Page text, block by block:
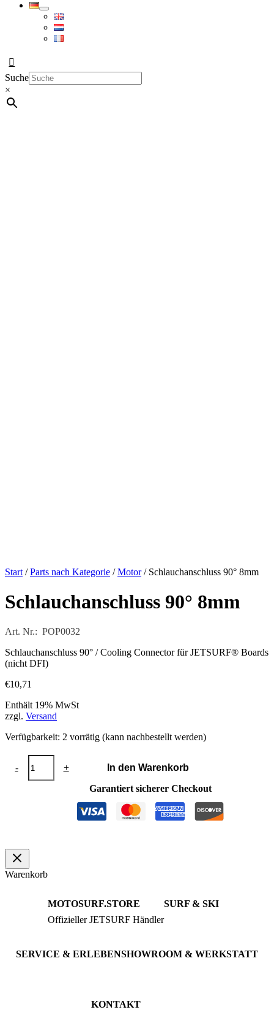
Suche
×
Start /Parts nach Kategorie /Motor/ Schlauchanschluss 90° 8mm
Schlauchanschluss 90° 8mm
Art. Nr.: POP0032
Schlauchanschluss 90° / Cooling Connector für JETSURF® Boards
(nicht DFI)
€10,71
Enthält 19% MwSt
zzgl. Versand
Verfügbarkeit: 2 vorrätig (kann nachbestellt werden)
-
Schlauchanschluss
90°
+
In den Warenkorb
Garantiert sicherer Checkout
Warenkorb
MOTOSURF.STORE
Offizieller JETSURF Händler
SURF & SKI
JETSURF Boards
SERVICE & ERLEBENSHOWROOM & WERKSTATT
KONTAKT